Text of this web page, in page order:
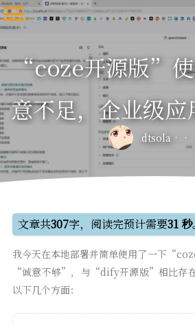
“coze开源版”使
意不足，企业级应
择！
dtsola
文章共307字，阅读完预计需要31 秒。
我今天在本地部署并简单使用了一下
“诚意不够”，与“dify开源版”相比存
以下几个方面：